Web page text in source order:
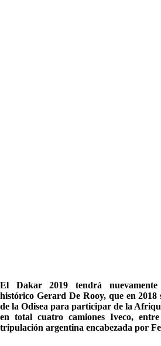
El Dakar 2019 tendrá
histórico Gerard De Rooy, que en 2018
de la Odisea para participar de la
en total cuatro camiones Iveco,
tripulación argentina encabezada por